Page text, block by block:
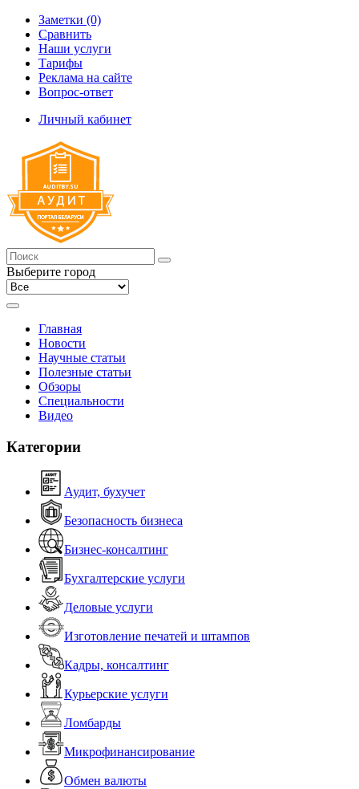
Заметки (0)
Сравнить
Наши услуги
Тарифы
Реклама на сайте
Вопрос-ответ
Личный кабинет
Выберите город
Главная
Новости
Научные статьи
Полезные статьи
Обзоры
Специальности
Видео
Категории
Аудит, бухучет
Безопасность бизнеса
Бизнес-консалтинг
Бухгалтерские услуги
Деловые услуги
Изготовление печатей и штампов
Кадры, консалтинг
Курьерские услуги
Ломбарды
Микрофинансирование
Обмен валюты